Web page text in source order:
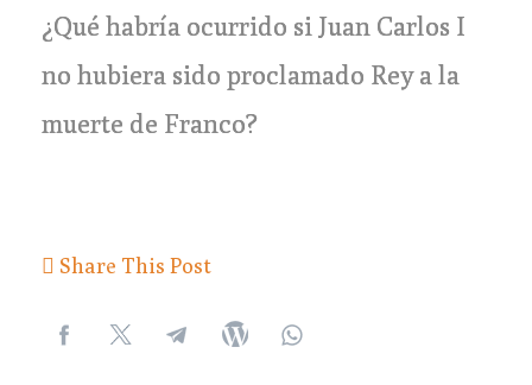
¿Qué habría ocurrido si Juan Carlos I
no hubiera sido proclamado Rey a la
muerte de Franco?
Share This Post